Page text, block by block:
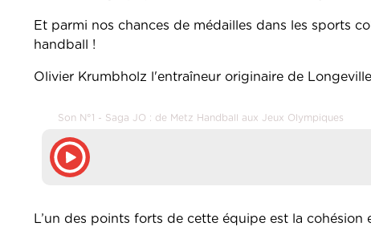
Et parmi nos chances de médailles dans les sports
handball !
Olivier Krumbholz l'entraîneur originaire de
Son N°1 - Saga JO : de Metz Handball aux Jeux Olympiques
L’un des points forts de cette équipe est la